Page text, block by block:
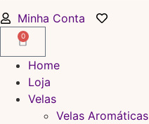
Minha Conta
0
Home
Loja
Velas
Velas Aromáticas